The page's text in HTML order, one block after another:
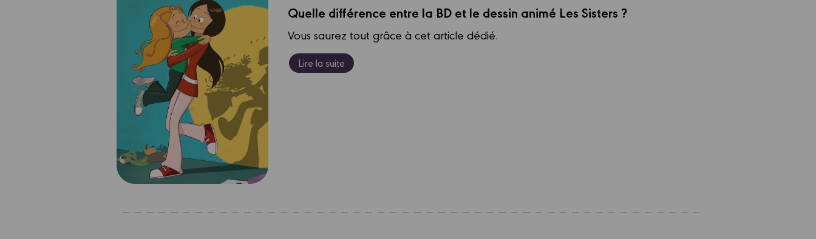
Quelle différence entre la BD et le dessin animé Les Sisters ?
Vous saurez tout grâce à cet article dédié.
Lire la suite